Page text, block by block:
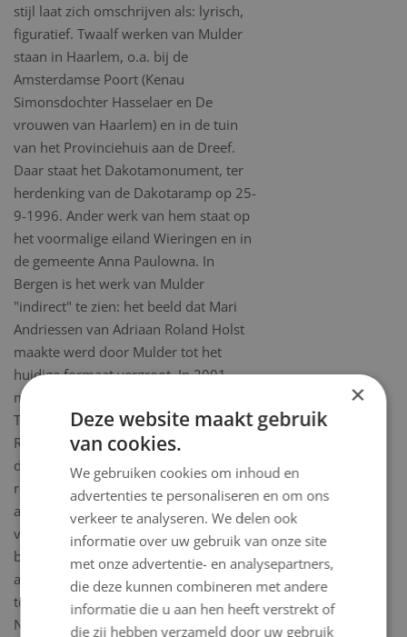
stijl laat zich omschrijven als: lyrisch,
figuratief. Twaalf werken van Mulder
staan in Haarlem, o.a. bij de
Amsterdamse Poort (Kenau
Simonsdochter Hasselaer en De
vrouwen van Haarlem) en in de tuin
van het Provinciehuis aan de Dreef.
Daar staat het Dakotamonument, ter
herdenking van de Dakotaramp op 25-
9-1996. Ander werk van hem staat op
het voormalige eiland Wieringen en in
de gemeente Anna Paulowna. In
Bergen is het werk van Mulder
"indirect" te zien: het beeld dat Mari
Andriessen van Adriaan Roland Holst
maakte werd door Mulder tot het
huidige formaat vergroot. In 2001
maakten de cineasten Musch en
Tinbergen de documentaire 'Mul'.
Regisseur Tinbergen filmde Mulder en
diens nooit aflatende liefde voor de
rotgans. In 2008 verscheen naar
aanleiding van Theo Mulders 80e
verjaardag het boek 'Theo Mulder,
beeldhouwer'. In het boek worden de
artistieke uitgangspunten van Mulder
toegelicht en zijn plaats in de
Nederlandse beeldhouwkunst.
×
Deze website maakt gebruik
van cookies.
We gebruiken cookies om inhoud en
advertenties te personaliseren en om ons
verkeer te analyseren. We delen ook
informatie over uw gebruik van onze site
met onze advertentie- en analysepartners,
die deze kunnen combineren met andere
informatie die u aan hen heeft verstrekt of
die zij hebben verzameld door uw gebruik